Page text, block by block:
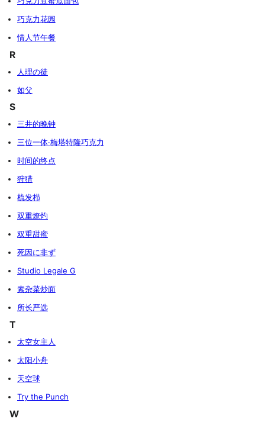
巧克力花园
情人节午餐
R
人理の徒
如父
S
三井的晚钟
三位一体·梅塔特隆巧克力
时间的终点
狩猎
梳发栉
双重燎灼
双重甜蜜
死因に非ず
Studio Legale G
素杂菜炒面
所长严选
T
太空女主人
太阳小舟
天空球
Try the Punch
W